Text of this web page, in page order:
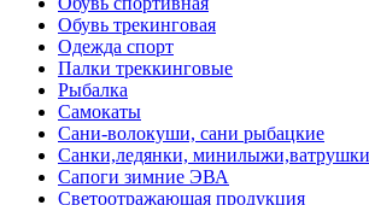
Обувь трекинговая
Одежда спорт
Палки треккинговые
Рыбалка
Самокаты
Сани-волокуши, сани рыбацкие
Санки,ледянки, минилыжи,ватрушки
Сапоги зимние ЭВА
Светоотражающая продукция